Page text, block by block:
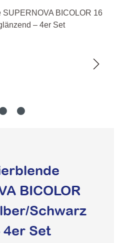
BICOLOR
Schwarz
4er Set